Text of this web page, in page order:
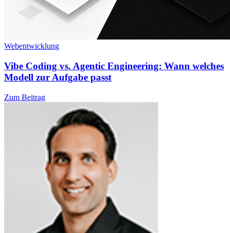
Webentwicklung
Vibe Coding vs. Agentic Engineering: Wann welches
Modell zur Aufgabe passt
Zum Beitrag